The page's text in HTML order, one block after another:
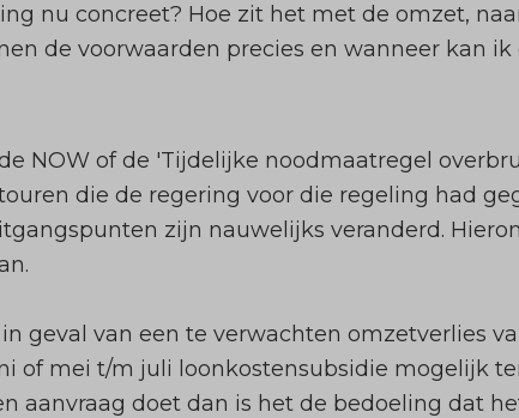
nu concreet? Hoe zit het met de omzet,
de voorwaarden precies en wanneer kan
NOW of de 'Tijdelijke noodmaatregel
die de regering voor die regeling had
zijn nauwelijks veranderd.
geval van een te verwachten omzetverlies
of mei t/m juli loonkostensubsidie mogelijk
aanvraag doet dan is het de bedoeling dat